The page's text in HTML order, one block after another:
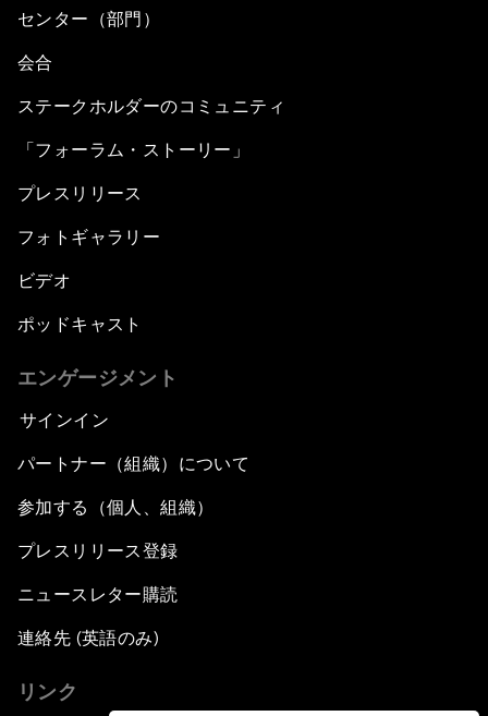
センター（部門）
会合
ステークホルダーのコミュニティ
「フォーラム・ストーリー」
プレスリリース
フォトギャラリー
ビデオ
ポッドキャスト
エンゲージメント
サインイン
パートナー（組織）について
参加する（個人、組織）
プレスリリース登録
ニュースレター購読
連絡先 (英語のみ)
リンク